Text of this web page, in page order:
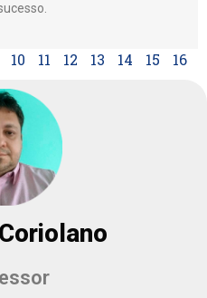
10 11 12 13 14 15 16